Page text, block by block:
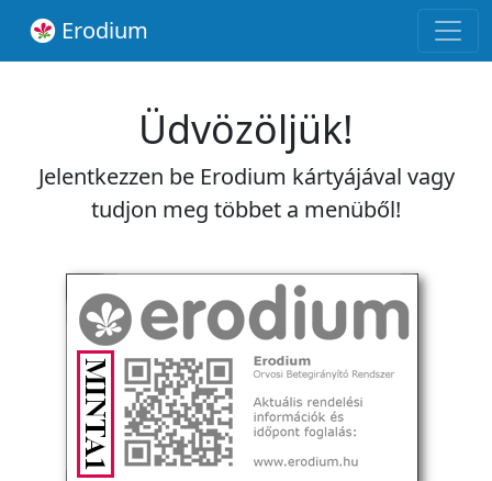
Erodium
Üdvözöljük!
Jelentkezzen be Erodium kártyájával vagy
tudjon meg többet a menüből!